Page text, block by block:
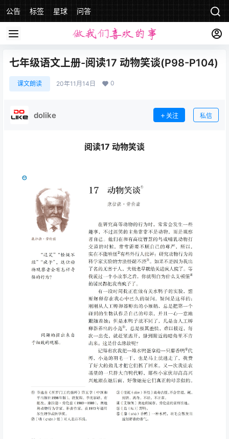
公告 标签 星球 问答
七年级语文上册-阅读17 动物笑谈(P98-P104)
课文朗读 20年11月14日 0
dolike 关注 私信
阅读17 动物笑谈